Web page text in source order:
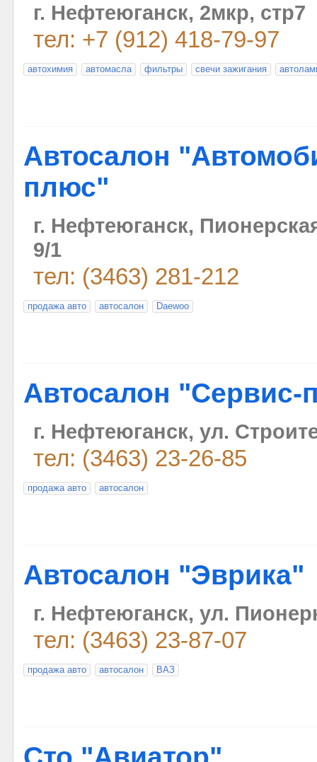
г. Нефтеюганск, 2мкр, стр7
тел: +7 (912) 418-79-97
автохимия автомасла фильтры свечи зажигания
Автосалон
плюс"
г. Нефтеюганск,
9/1
тел: (3463) 281-212
продажа авто автосалон Daewoo
Автосалон "Сервис-
г. Нефтеюганск, ул.
тел: (3463) 23-26-85
продажа авто автосалон
Автосалон "Эврика"
г. Нефтеюганск, ул.
тел: (3463) 23-87-07
продажа авто автосалон ВАЗ